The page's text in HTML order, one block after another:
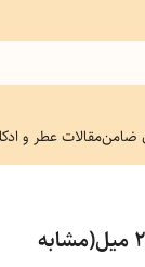
ضامنمقالات عطر و
ادکلن مینی زنانه برند جینی حجم ۲۵ میل(مشابه